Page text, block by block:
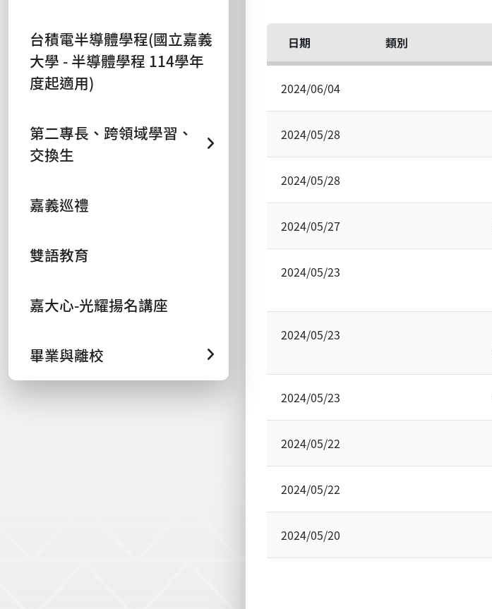
台積電半導體學程(國立嘉義
大學 - 半導體學程 114學年
度起適用)
第二專長、跨領域學習、
交換生
嘉義巡禮
雙語教育
嘉大心-光耀揚名講座
畢業與離校
日期 類別
2024/06/04
2024/05/28
2024/05/28
2024/05/27
2024/05/23
2024/05/23
2024/05/23
2024/05/22
2024/05/22
2024/05/20